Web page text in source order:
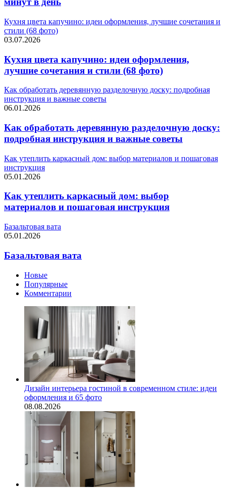
Кухня цвета капучино: идеи оформления, лучшие сочетания и
стили (68 фото)
03.07.2026
Кухня цвета капучино: идеи оформления,
лучшие сочетания и стили (68 фото)
Как обработать деревянную разделочную доску: подробная
инструкция и важные советы
06.01.2026
Как обработать деревянную разделочную доску:
подробная инструкция и важные советы
Как утеплить каркасный дом: выбор материалов и пошаговая
инструкция
05.01.2026
Как утеплить каркасный дом: выбор
материалов и пошаговая инструкция
Базальтовая вата
05.01.2026
Базальтовая вата
Новые
Популярные
Комментарии
Дизайн интерьера гостиной в современном стиле: идеи
оформления и 65 фото
08.08.2026